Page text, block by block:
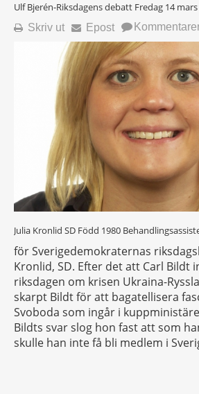
Ulf Bjerén-Riksdagens debatt Fredag 14
Skriv ut Epost
Julia Kronlid SD Född 1980
för Sverigedemokraternas
Kronlid, SD. Efter det att Carl Bildt
riksdagen om krisen Ukraina-
skarpt Bildt för att bagatellisera
Svoboda som ingår i
Bildts svar slog hon fast att som
skulle han inte få bli medlem i